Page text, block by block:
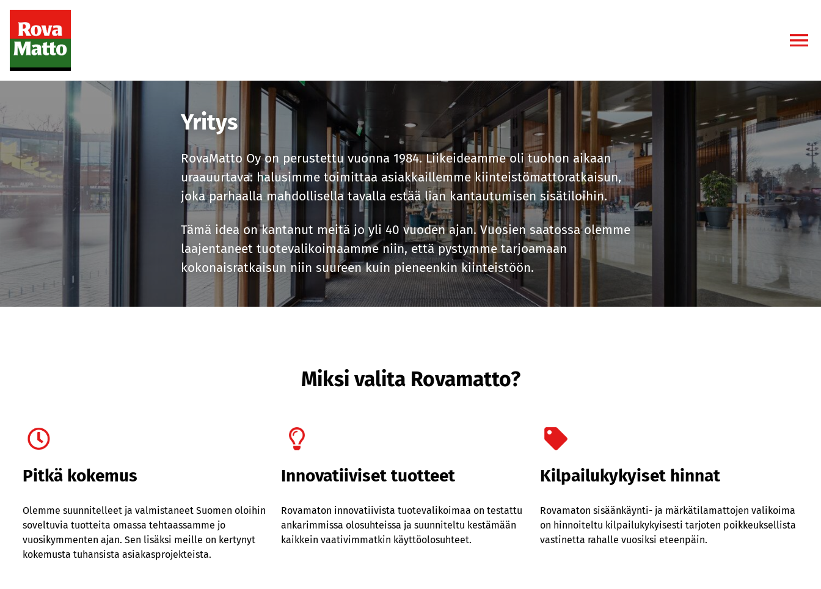
Yritys
RovaMatto Oy on perustettu vuonna 1984. Liikeideamme oli tuohon aikaan
uraauurtava: halusimme toimittaa asiakkaillemme kiinteistömattoratkaisun,
joka parhaalla mahdollisella tavalla estää lian kantautumisen sisätiloihin.
Tämä idea on kantanut meitä jo yli 40 vuoden ajan. Vuosien saatossa olemme
laajentaneet tuotevalikoimaamme niin, että pystymme tarjoamaan
kokonaisratkaisun niin suureen kuin pieneenkin kiinteistöön.
Miksi valita Rovamatto?
Pitkä kokemus
Olemme suunnitelleet ja valmistaneet Suomen oloihin
soveltuvia tuotteita omassa tehtaassamme jo
vuosikymmenten ajan. Sen lisäksi meille on kertynyt
kokemusta tuhansista asiakasprojekteista.
Innovatiiviset tuotteet
Rovamaton innovatiivista tuotevalikoimaa on testattu
ankarimmissa olosuhteissa ja suunniteltu kestämään
kaikkein vaativimmatkin käyttöolosuhteet.
Kilpailukykyiset hinnat
Rovamaton sisäänkäynti- ja märkätilamattojen valikoima
on hinnoiteltu kilpailukykyisesti tarjoten poikkeuksellista
vastinetta rahalle vuosiksi eteenpäin.